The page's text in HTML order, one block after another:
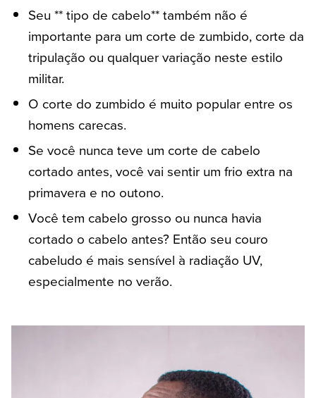
Seu ** tipo de cabelo** também não é
importante para um corte de zumbido, corte da
tripulação ou qualquer variação neste estilo
militar.
O corte do zumbido é muito popular entre os
homens carecas.
Se você nunca teve um corte de cabelo
cortado antes, você vai sentir um frio extra na
primavera e no outono.
Você tem cabelo grosso ou nunca havia
cortado o cabelo antes? Então seu couro
cabeludo é mais sensível à radiação UV,
especialmente no verão.